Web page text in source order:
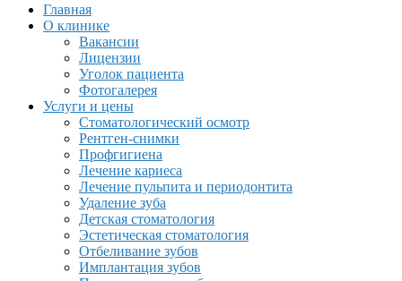
Главная
О клинике
Вакансии
Лицензии
Уголок пациента
Фотогалерея
Услуги и цены
Стоматологический осмотр
Рентген-снимки
Профгигиена
Лечение кариеса
Лечение пульпита и периодонтита
Удаление зуба
Детская стоматология
Эстетическая стоматология
Отбеливание зубов
Имплантация зубов